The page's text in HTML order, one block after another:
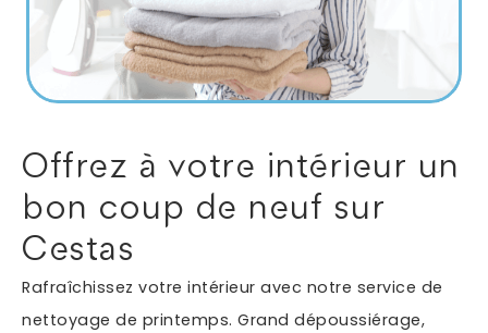
Offrez à votre intérieur un
bon coup de neuf sur
Cestas
Rafraîchissez votre intérieur avec notre service de
nettoyage de printemps. Grand dépoussiérage,
Autres services
Informations supplémentaires du besoin